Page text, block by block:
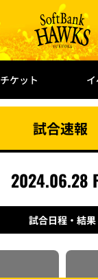
チケット
試合速報
2024.06.28
試合日程・結果